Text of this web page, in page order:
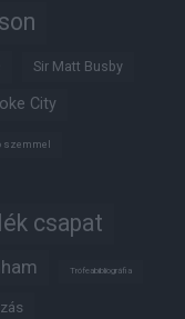
Sir Matt Busby
City
szemmel
csapat
Trófeabibliográfia